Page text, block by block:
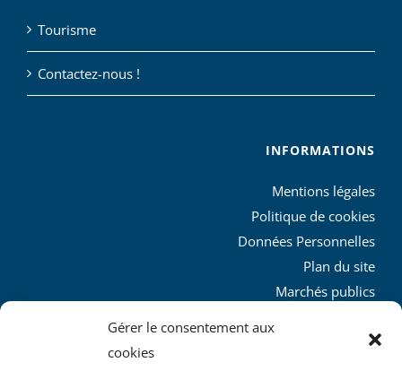
Gérer le consentement aux
cookies
Tourisme
Contactez-nous !
INFORMATIONS
Mentions légales
Politique de cookies
Données Personnelles
Plan du site
Marchés publics
L’agglo recrute